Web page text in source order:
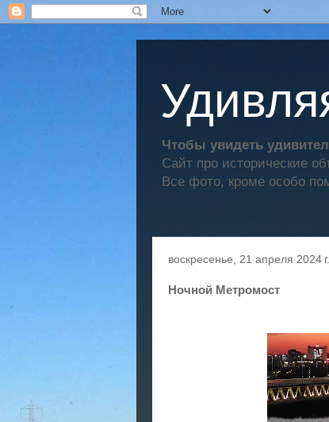
Чтобы увидеть
Сайт про исторические
Все фото, кроме особо
воскресенье, 21 апреля 2024 г.
Ночной Метромост